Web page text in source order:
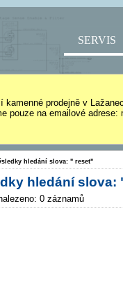
SERVIS
kamenné prodejně v
pouze na emailové
hledání slova: " reset"
hledání slova:
0 záznamů